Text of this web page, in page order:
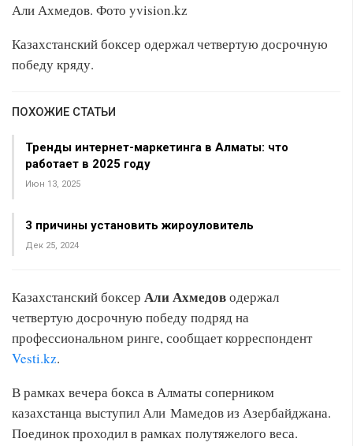
Али Ахмедов. Фото yvision.kz
Казахстанский боксер одержал четвертую досрочную
победу кряду.
ПОХОЖИЕ СТАТЬИ
Тренды интернет-маркетинга в Алматы: что
работает в 2025 году
Июн 13, 2025
3 причины установить жироуловитель
Дек 25, 2024
Казахстанский боксер Али Ахмедоводержал
четвертую досрочную победу подряд на
профессиональном ринге, сообщает корреспондент
Vesti.kz.
В рамках вечера бокса в Алматы соперником
казахстанца выступил Али Мамедов из Азербайджана.
Поединок проходил в рамках полутяжелого веса.